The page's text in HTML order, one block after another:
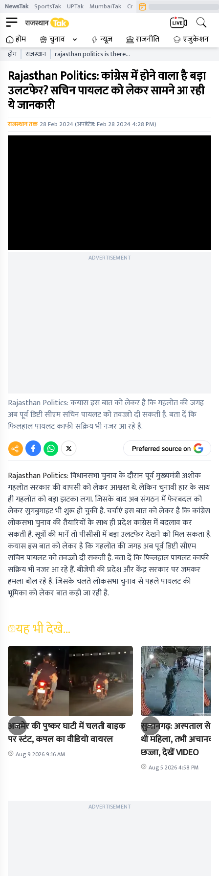
NewsTak SportsTak UPTak MumbaiTak CrimeTak
होम चुनाव न्यूज़ राजनीति एजुकेशन
होम राजस्थान
rajasthan politics is there
in congress this
information is coming out
about sachin pilot
Rajasthan Politics: कांग्रेस में होने वाला है बड़ा
उलटफेर? सचिन पायलट को लेकर सामने आ रही
ये जानकारी
राजस्थान तक 28 Feb 2024(अपडेटेड:Feb 28 2024 4:28 PM)
ADVERTISEMENT
Rajasthan Politics: कयास इस बात को लेकर है कि गहलोत की जगह
अब पूर्व डिप्टी सीएम सचिन पायलट को तवज्जो दी सकती है. बता दें कि
फिलहाल पायलट काफी सक्रिय भी नजर आ रहे हैं.
Rajasthan Politics:विधानसभा चुनाव के दौरान पूर्व मुख्यमंत्री अशोक
गहलोत सरकार की वापसी को लेकर आश्वस्त थे. लेकिन चुनावी हार के साथ
ही गहलोत को बड़ा झटका लगा. जिसके बाद अब संगठन में फेरबदल को
लेकर सुगबुगाहट भी शुरू हो चुकी है. चर्चाएं इस बात को लेकर है कि कांग्रेस
लोकसभा चुनाव की तैयारियों के साथ ही प्रदेश कांग्रेस में बदलाव कर
सकती है. सूत्रों की मानें तो पीसीसी में बड़ा उलटफेर देखने को मिल सकता है.
कयास इस बात को लेकर है कि गहलोत की जगह अब पूर्व डिप्टी सीएम
सचिन पायलट को तवज्जो दी सकती है. बता दें कि फिलहाल पायलट काफी
सक्रिय भी नजर आ रहे हैं. बीजेपी की प्रदेश और केंद्र सरकार पर जमकर
हमला बोल रहे हैं. जिसके चलते लोकसभा चुनाव से पहले पायलट की
भूमिका को लेकर बात कही जा रही है.
यह भी देखे...
अजमेर की पुष्कर घाटी में चलती बाइक
पर स्टंट, कपल का वीडियो वायरल
Aug 9 2026 9:16 AM
सुजानगढ़: अस्पताल से
थी महिला, तभी अचानक
छज्जा, देखें VIDEO
Aug 5 2026 4:58 PM
ADVERTISEMENT